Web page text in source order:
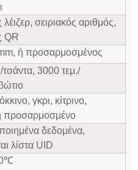
σειριακός αριθμός,
QR
ή προσαρμοσμένος
τσάντα, 3000 τεμ./
γκρι, κίτρινο,
προσαρμοσμένο
δεδομένα,
λίστα UID